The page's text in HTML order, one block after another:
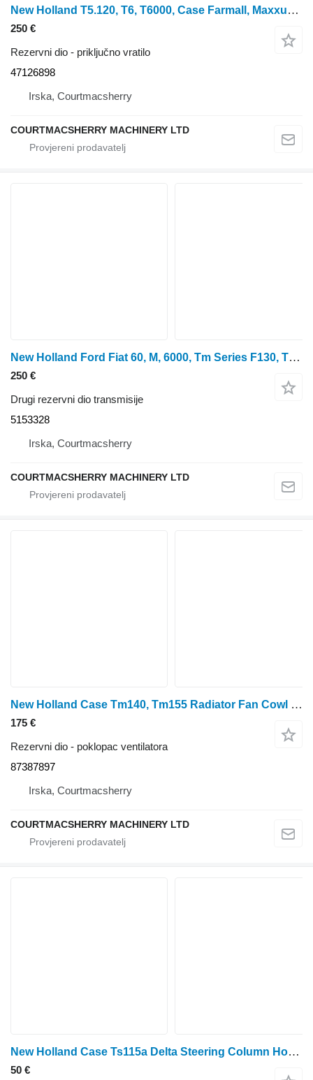
New Holland T5.120, T6, T6000, Case Farmall, Maxxum, Mxu, Pto Shaft 47126898 priključno vratilo za 2017 New Holland T5.120 traktora na kotačima
250 €
Rezervni dio - priključno vratilo
47126898
Irska, Courtmacsherry
COURTMACSHERRY MACHINERY LTD
New Holland Ford Fiat 60, M, 6000, Tm Series F130, Tm130 4wd Clu 5153328
250 €
Drugi rezervni dio transmisije
5153328
Irska, Courtmacsherry
COURTMACSHERRY MACHINERY LTD
New Holland Case Tm140, Tm155 Radiator Fan Cowl ; 82037649; 82026477 87387897 poklopac ventilatora
175 €
Rezervni dio - poklopac ventilatora
87387897
Irska, Courtmacsherry
COURTMACSHERRY MACHINERY LTD
New Holland Case Ts115a Delta Steering Column Housing Support 87327092, 8203 82035980
50 €